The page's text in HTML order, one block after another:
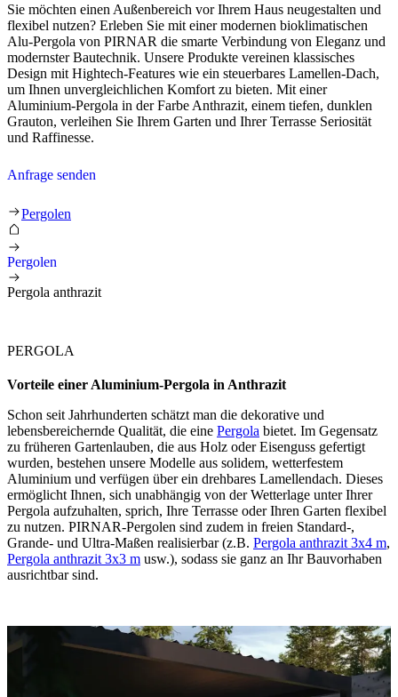
Sie möchten einen Außenbereich vor Ihrem Haus neugestalten und
flexibel nutzen? Erleben Sie mit einer modernen bioklimatischen
Alu-Pergola von PIRNAR die smarte Verbindung von Eleganz und
modernster Bautechnik. Unsere Produkte vereinen klassisches
Design mit Hightech-Features wie ein steuerbares Lamellen-Dach,
um Ihnen unvergleichlichen Komfort zu bieten. Mit einer
Aluminium-Pergola in der Farbe Anthrazit, einem tiefen, dunklen
Grauton, verleihen Sie Ihrem Garten und Ihrer Terrasse Seriosität
und Raffinesse.
Anfrage senden
Pergolen
Pergolen
Pergola anthrazit
PERGOLA
Vorteile einer Aluminium-Pergola in Anthrazit
Schon seit Jahrhunderten schätzt man die dekorative und
lebensbereichernde Qualität, die eine Pergola bietet. Im Gegensatz
zu früheren Gartenlauben, die aus Holz oder Eisenguss gefertigt
wurden, bestehen unsere Modelle aus solidem, wetterfestem
Aluminium und verfügen über ein drehbares Lamellendach. Dieses
ermöglicht Ihnen, sich unabhängig von der Wetterlage unter Ihrer
Pergola aufzuhalten, sprich, Ihre Terrasse oder Ihren Garten flexibel
zu nutzen. PIRNAR-Pergolen sind zudem in freien Standard-,
Grande- und Ultra-Maßen realisierbar (z.B. Pergola anthrazit 3x4 m,
Pergola anthrazit 3x3 m usw.), sodass sie ganz an Ihr Bauvorhaben
ausrichtbar sind.